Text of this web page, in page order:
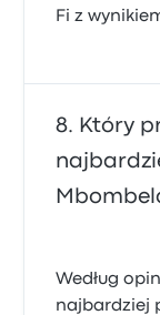
Fi z
Który
Według
najbardziej